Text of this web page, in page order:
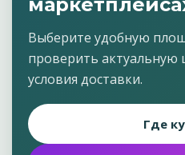
Выберите удобную
проверить актуальную
условия доставки.
Где